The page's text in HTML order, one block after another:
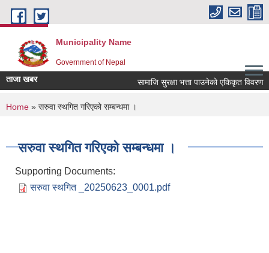
Skip to main content
Municipality Name
Government of Nepal
ताजा खबर सामाजि सुरक्षा भत्ता पाउनेको एकिकृत विवरण
You are here
Home » सरुवा स्थगित गरिएको सम्बन्धमा ।
सरुवा स्थगित गरिएको सम्बन्धमा ।
Supporting Documents:
सरुवा स्थगित _20250623_0001.pdf